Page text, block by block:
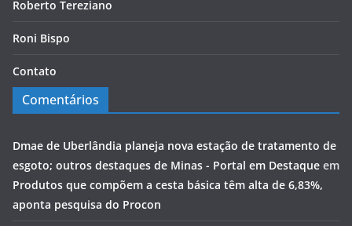
Roberto Tereziano
Roni Bispo
Contato
Comentários
Dmae de Uberlândia planeja nova estação de tratamento de
esgoto; outros destaques de Minas - Portal em Destaque em
Produtos que compõem a cesta básica têm alta de 6,83%,
aponta pesquisa do Procon